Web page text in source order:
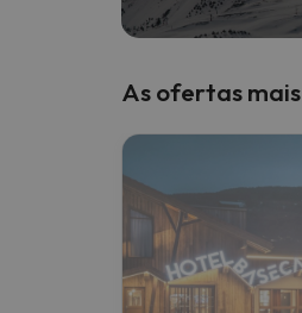
As ofertas